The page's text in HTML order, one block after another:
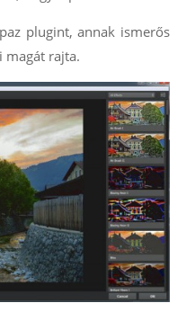
plugint, annak ismerős
magát rajta.